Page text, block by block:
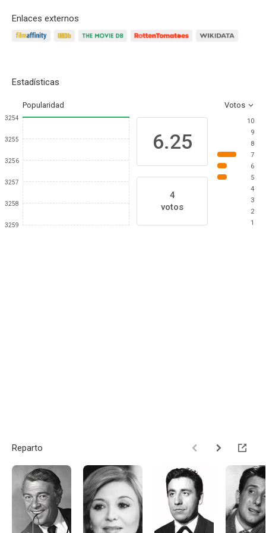
Enlaces externos
Estadísticas
Popularidad Votos
3254
3255
3256
3257
3258
3259
6.25
4
votos
10
9
8
7
6
5
4
3
2
1
Reparto